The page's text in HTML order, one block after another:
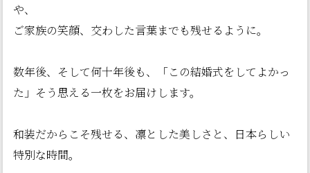
や、
ご家族の笑顔、交わした言葉までも残せるように。
数年後、そして何十年後も、「この結婚式をしてよかっ
た」そう思える一枚をお届けします。
和装だからこそ残せる、凛とした美しさと、日本らしい
特別な時間。